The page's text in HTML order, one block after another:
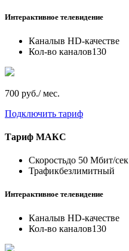
Интерактивное телевидение
Каналыв HD-качестве
Кол-во каналов130
700 руб./ мес.
Подключить тариф
Тариф МАКС
Скоростьдо 50 Мбит/сек
Трафикбезлимитный
Интерактивное телевидение
Каналыв HD-качестве
Кол-во каналов130